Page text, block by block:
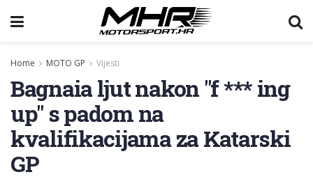
Home MOTO GP Vijesti
Bagnaia ljut nakon "f *** ing
up" s padom na
kvalifikacijama za Katarski
GP